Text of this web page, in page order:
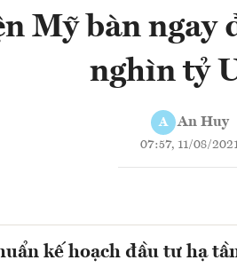
Mỹ bàn ngay
nghìn tỷ
A An Huy
07:57, 11/08/
kế hoạch đầu tư hạ